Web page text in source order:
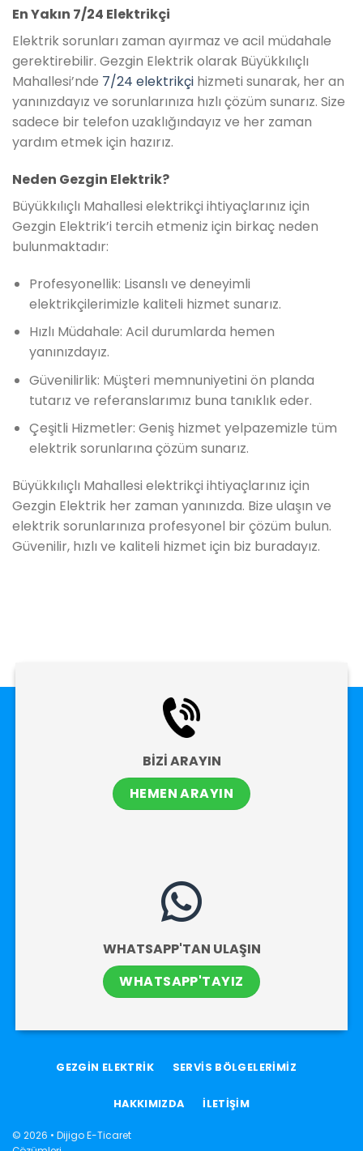
En Yakın 7/24 Elektrikçi
Elektrik sorunları zaman ayırmaz ve acil müdahale
gerektirebilir. Gezgin Elektrik olarak Büyükkılıçlı
Mahallesi’nde 7/24 elektrikçi hizmeti sunarak, her an
yanınızdayız ve sorunlarınıza hızlı çözüm sunarız. Size
sadece bir telefon uzaklığındayız ve her zaman
yardım etmek için hazırız.
Neden Gezgin Elektrik?
Büyükkılıçlı Mahallesi elektrikçi ihtiyaçlarınız için
Gezgin Elektrik’i tercih etmeniz için birkaç neden
bulunmaktadır:
Profesyonellik: Lisanslı ve deneyimli
elektrikçilerimizle kaliteli hizmet sunarız.
Hızlı Müdahale: Acil durumlarda hemen
yanınızdayız.
Güvenilirlik: Müşteri memnuniyetini ön planda
tutarız ve referanslarımız buna tanıklık eder.
Çeşitli Hizmetler: Geniş hizmet yelpazemizle tüm
elektrik sorunlarına çözüm sunarız.
Büyükkılıçlı Mahallesi elektrikçi ihtiyaçlarınız için
Gezgin Elektrik her zaman yanınızda. Bize ulaşın ve
elektrik sorunlarınıza profesyonel bir çözüm bulun.
Güvenilir, hızlı ve kaliteli hizmet için biz buradayız.
BİZİ ARAYIN
HEMEN ARAYIN
WHATSAPP'TAN ULAŞIN
WHATSAPP'TAYIZ
© 2026 • Dijigo E-Ticaret
GEZGİN ELEKTRİK SERVİS BÖLGELERİMİZ
HAKKIMIZDA İLETİŞİM